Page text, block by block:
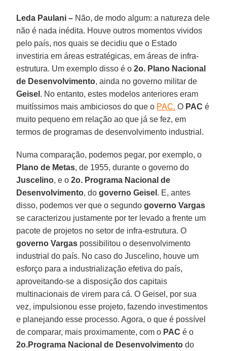
Leda Paulani – Não, de modo algum: a natureza dele
não é nada inédita. Houve outros momentos vividos
pelo país, nos quais se decidiu que o Estado
investiria em áreas estratégicas, em áreas de infra-
estrutura. Um exemplo disso é o2o. Plano Nacional
de Desenvolvimento, ainda no governo militar de
Geisel . No entanto, estes modelos anteriores eram
muitíssimos mais ambiciosos do que o PAC. O PAC é
muito pequeno em relação ao que já se fez, em
termos de programas de desenvolvimento industrial.
Numa comparação, podemos pegar, por exemplo, o
Plano de Metas, de 1955, durante o governo do
Juscelino, e o2o. Programa Nacional de
Desenvolvimento, dogoverno Geisel . E, antes
disso, podemos ver que o segundogoverno Vargas
se caracterizou justamente por ter levado a frente um
pacote de projetos no setor de infra-estrutura. O
governo Vargas possibilitou o desenvolvimento
industrial do país. No caso do Juscelino, houve um
esforço para a industrialização efetiva do país,
aproveitando-se a disposição dos capitais
multinacionais de virem para cá. O Geisel, por sua
vez, impulsionou esse projeto, fazendo investimentos
e planejando esse processo. Agora, o que é possível
de comparar, mais proximamente, com o PAC é o
2o.Programa Nacional de Desenvolvimento do